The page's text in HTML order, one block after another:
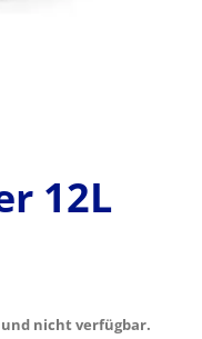
12L
nicht verfügbar.